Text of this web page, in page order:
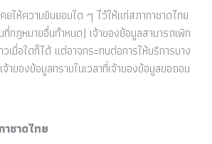
ยให้ความยินยอมใด ๆ ไว้ให้แก่สภากาชาดไทย
กฎหมายอื่นกำหนด) เจ้าของข้อมูลสามารถเพิก
เมื่อใดก็ได้ แต่อาจกระทบต่อการให้บริการบาง
าของข้อมูลทราบในเวลาที่เจ้าของข้อมูลขอถอน
ชาดไทย